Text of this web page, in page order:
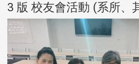
3 版 校友會活動 (系所、